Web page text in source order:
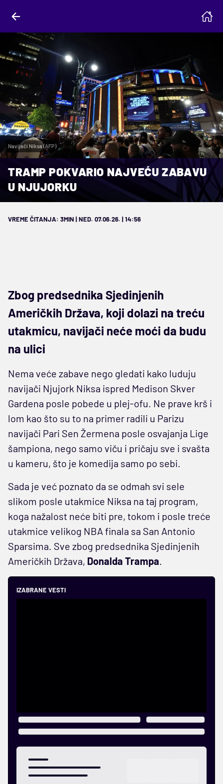
Navijači Niksa (AFP)
TRAMP POKVARIO NAJVEĆU ZABAVU
U NJUJORKU
VREME ČITANJA: 3MIN | NED. 07.06.26. | 14:56
Zbog predsednika Sjedinjenih
Američkih Država, koji dolazi na treću
utakmicu, navijači neće moći da budu
na ulici
Nema veće zabave nego gledati kako luduju
navijači Njujork Niksa ispred Medison Skver
Gardena posle pobede u plej-ofu. Ne prave krš i
lom kao što su to na primer radili u Parizu
navijači Pari Sen Žermena posle osvajanja Lige
šampiona, nego samo viču i pričaju sve i svašta
u kameru, što je komedija samo po sebi.
Sada je već poznato da se odmah svi sele
slikom posle utakmice Niksa na taj program,
koga nažalost neće biti pre, tokom i posle treće
utakmice velikog NBA finala sa San Antonio
Sparsima. Sve zbog predsednika Sjedinjenih
Američkih Država, Donalda Trampa.
IZABRANE VESTI